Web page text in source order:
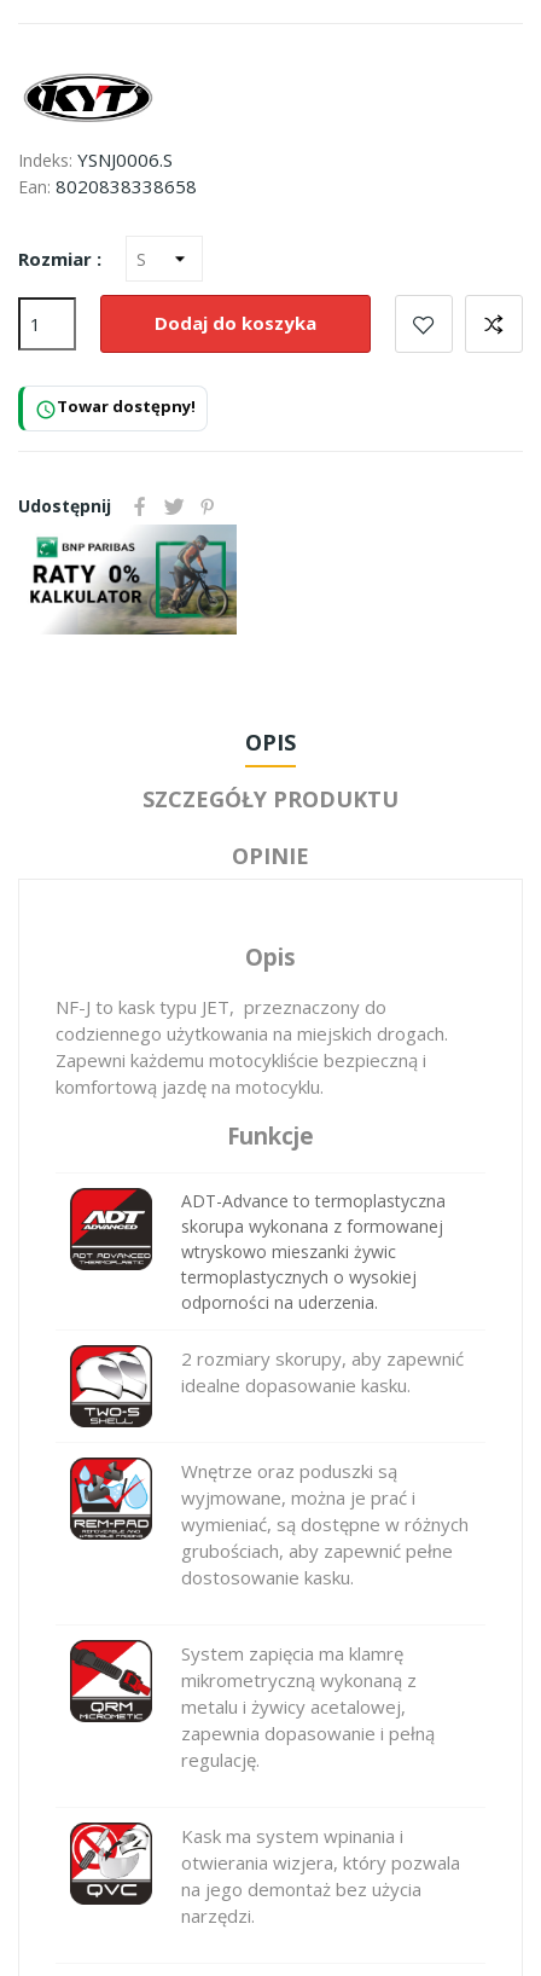
Indeks: YSNJ0006.S
Ean: 8020838338658
Rozmiar :
Dodaj do koszyka
scheduleTowar dostępny!
Udostępnij
OPIS
SZCZEGÓŁY PRODUKTU
OPINIE
Opis
NF-J to kask typu JET, przeznaczony do
codziennego użytkowania na miejskich drogach.
Zapewni każdemu motocykliście bezpieczną i
komfortową jazdę na motocyklu.
Funkcje
ADT-Advance to termoplastyczna
skorupa wykonana z formowanej
wtryskowo mieszanki żywic
termoplastycznych o wysokiej
odporności na uderzenia.
2 rozmiary skorupy, aby zapewnić
idealne dopasowanie kasku.
Wnętrze oraz poduszki są
wyjmowane, można je prać i
wymieniać, są dostępne w różnych
grubościach, aby zapewnić pełne
dostosowanie kasku.
System zapięcia ma klamrę
mikrometryczną wykonaną z
metalu i żywicy acetalowej,
zapewnia dopasowanie i pełną
regulację.
Kask ma system wpinania i
otwierania wizjera, który pozwala
na jego demontaż bez użycia
narzędzi.